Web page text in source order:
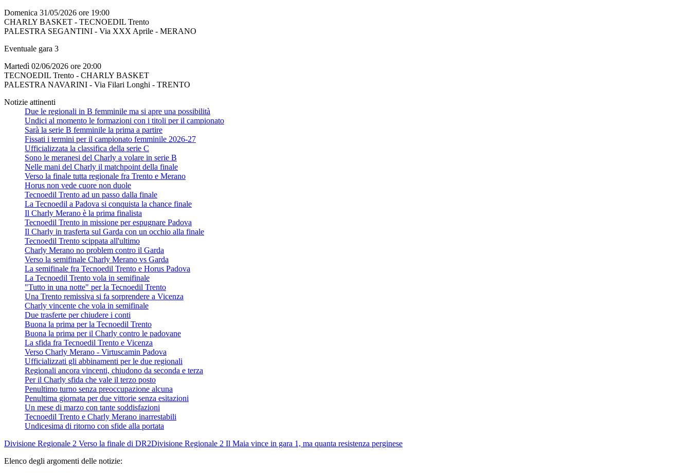
Domenica 31/05/2026 ore 19:00
CHARLY BASKET - TECNOEDIL Trento
PALESTRA SEGANTINI - Via XXX Aprile - MERANO
Eventuale gara 3
Martedì 02/06/2026 ore 20:00
TECNOEDIL Trento - CHARLY BASKET
PALESTRA NAVARINI - Via Filari Longhi - TRENTO
Notizie attinenti
Due le regionali in B femminile ma si apre una possibilità
Undici al momento le formazioni con i titoli per il campionato
Sarà la serie B femminile la prima a partire
Fissati i termini per il campionato femminile 2026-27
Ufficializzata la classifica della serie C
Sono le meranesi del Charly a volare in serie B
Nelle mani del Charly il matchpoint della finale
Verso la finale tutta regionale fra Trento e Merano
Horus non vede cuore non duole
Tecnoedil Trento ad un passo dalla finale
La Tecnoedil a Padova si conquista la chance finale
Il Charly Merano è la prima finalista
Tecnoedil Trento in missione per espugnare Padova
Il Charly in trasferta sul Garda con un occhio alla finale
Tecnoedil Trento scippata all'ultimo
Charly Merano no problem contro il Garda
Verso la semifinale Charly Merano vs Garda
La semifinale fra Tecnoedil Trento e Horus Padova
La Tecnoedil Trento vola in semifinale
"Tutto in una notte" per la Tecnoedil Trento
Una Trento remissiva si fa sorprendere a Vicenza
Charly vincente che vola in semifinale
Due trasferte per chiudere i conti
Buona la prima per la Tecnoedil Trento
Buona la prima per il Charly contro le padovane
La sfida fra Tecnoedil Trento e Vicenza
Verso Charly Merano - Virtuscamin Padova
Ufficializzati gli abbinamenti per le due regionali
Regionali ancora vincenti, chiudono da seconda e terza
Per il Charly sfida che vale il terzo posto
Penultimo turno senza preoccupazione alcuna
Penultima giornata per due vittorie senza esitazioni
Un mese di marzo con tante soddisfazioni
Tecnoedil Trento e Charly Merano inarrestabili
Undicesima di ritorno con sfide alla portata
Divisione Regionale 2 Verso la finale di DR2Divisione Regionale 2 Il Maia vince in gara 1, ma quanta resistenza perginese
Elenco degli argomenti delle notizie: